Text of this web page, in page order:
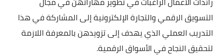
التسويق الرقمي والتجارة الإلكترونية إلى المشاركة في هذا
التدريب العملي الذي يهدف إلى تزويدهن بالمعرفة اللازمة
لتحقيق النجاح في الأسواق الرقمية.